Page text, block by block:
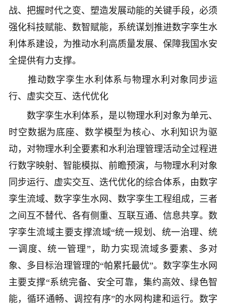
战、把握时代之变、塑造发展动能的关键手段，必须
强化科技赋能、数智赋能，系统谋划推进数字孪生水
利体系建设，为推动水利高质量发展、保障我国水安
全提供有力支撑。
推动数字孪生水利体系与物理水利对象同步运
行、虚实交互、迭代优化
数字孪生水利体系，是以物理水利对象为单元、
时空数据为底座、数学模型为核心、水利知识为驱
动，对物理水利全要素和水利治理管理活动全过程进
行数字映射、智能模拟、前瞻预演，与物理水利对象
同步运行、虚实交互、迭代优化的综合体系，由数字
孪生流域、数字孪生水网、数字孪生工程组成，三者
之间互不替代、各有侧重、互联互通、信息共享。数
字孪生流域主要支撑流域“统一规划、统一治理、统
一调度、统一管理”，助力实现流域多要素、多对
象、多目标治理管理的“帕累托最优”。数字孪生水网
主要支撑“系统完备、安全可靠，集约高效、绿色智
能，循环通畅、调控有序”的水网构建和运行。数字